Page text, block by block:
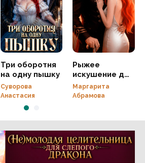
Три оборотня
на одну пышку
Суворова
Анастасия
Рыжее
искушение для
генерала
Дракона
Маргарита
Абрамова